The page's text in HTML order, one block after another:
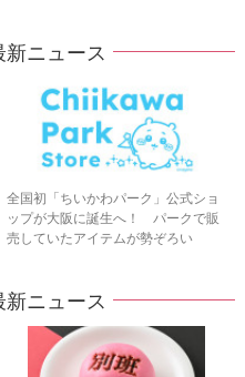
ニュース
全国初「ちいかわパーク」公式ショ
ップが大阪に誕生へ！ パークで販
売していたアイテムが勢ぞろい
ニュース